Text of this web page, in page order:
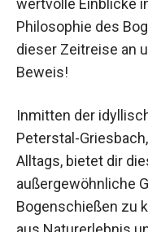
sondern auch
Geschichte und
Bogenschießens.
an und stelle dein
Inmitten der
Peterstal-
Alltags, bietet dir
außergewöhnliche
das